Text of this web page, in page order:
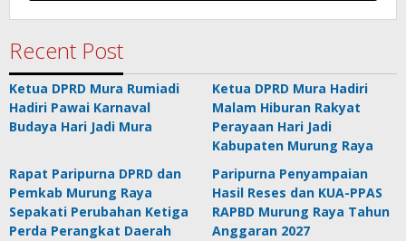
Recent Post
Ketua DPRD Mura Rumiadi
Hadiri Pawai Karnaval
Budaya Hari Jadi Mura
Ketua DPRD Mura Hadiri
Malam Hiburan Rakyat
Perayaan Hari Jadi
Kabupaten Murung Raya
Rapat Paripurna DPRD dan
Pemkab Murung Raya
Sepakati Perubahan Ketiga
Perda Perangkat Daerah
Paripurna Penyampaian
Hasil Reses dan KUA-PPAS
RAPBD Murung Raya Tahun
Anggaran 2027